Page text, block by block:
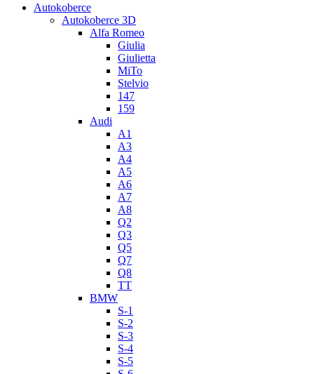
Autokoberce
Autokoberce 3D
Alfa Romeo
Giulia
Giulietta
MiTo
Stelvio
147
159
Audi
A1
A3
A4
A5
A6
A7
A8
Q2
Q3
Q5
Q7
Q8
TT
BMW
S-1
S-2
S-3
S-4
S-5